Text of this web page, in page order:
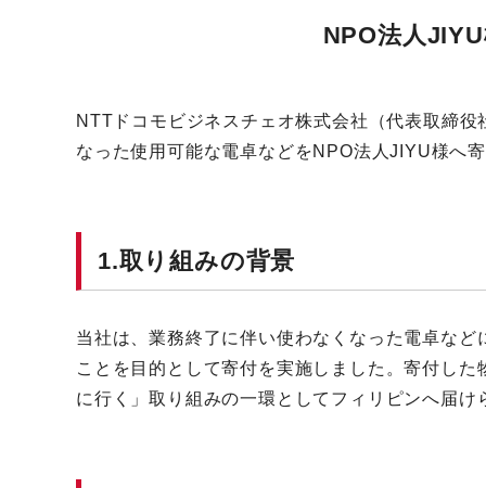
NPO法人
NTTドコモビジネスチェオ株式会社（代表取締
なった使用可能な電卓などをNPO法人JIYU様へ
1.取り組みの背景
当社は、業務終了に伴い使わなくなった電卓な
ことを目的として寄付を実施しました。寄付し
に行く」取り組みの一環としてフィリピンへ届け